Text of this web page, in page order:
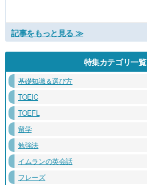
記事をもっと見る ≫
特集カテゴリ一覧
基礎知識＆選び方
TOEIC
TOEFL
留学
勉強法
イムランの英会話
フレーズ